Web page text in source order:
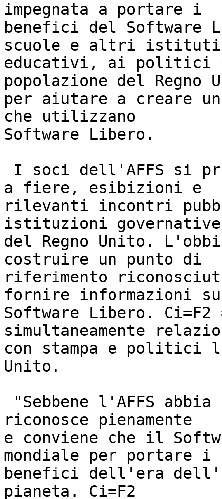
impegnata a portare i
benefici del Software
scuole e altri istituti
educativi, ai politici
popolazione del Regno
per aiutare a creare
che utilizzano
Software Libero.
a fiere, esibizioni e
rilevanti incontri
istituzioni governative
del Regno Unito.
costruire un punto di
riferimento
fornire informazioni
Software Libero.
simultaneamente
con stampa e politici
Unito.
riconosce pienamente
e conviene che il
mondiale per portare i
benefici dell'era
pianeta. Ci=F2